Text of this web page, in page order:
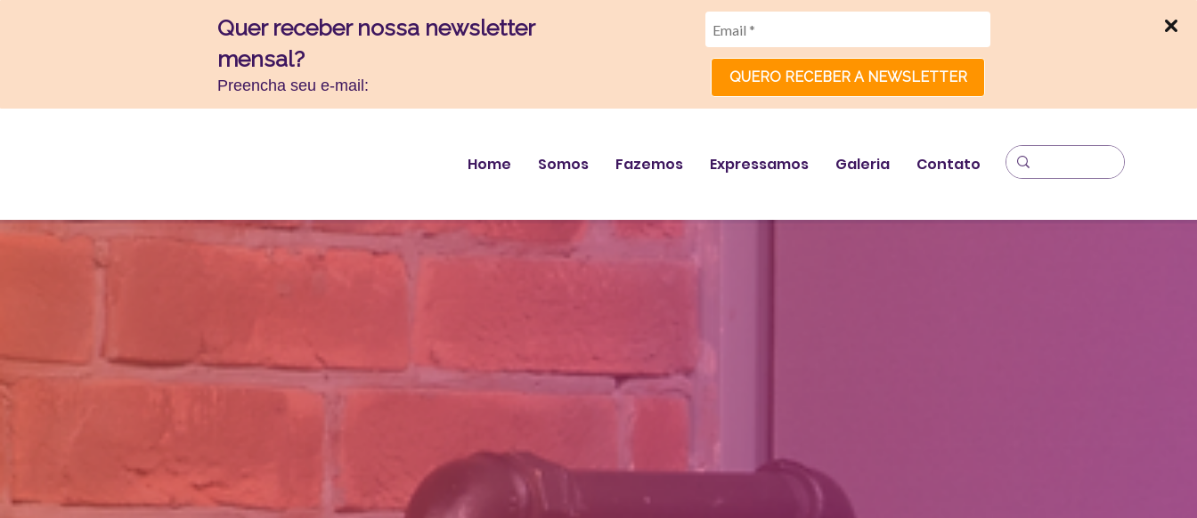
Quer receber nossa newsletter
mensal?
Preencha seu e-mail: QUERO RECEBER A NEWSLETTER
Home Somos Fazemos Expressamos Galeria Contato